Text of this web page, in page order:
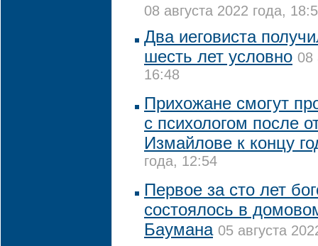
08 августа 2022 года,
Два иеговиста
шесть лет условно 08
16:48
Прихожане смогут
с психологом после
Измайлове к концу
года, 12:54
Первое за сто лет
состоялось в
Баумана 05 августа